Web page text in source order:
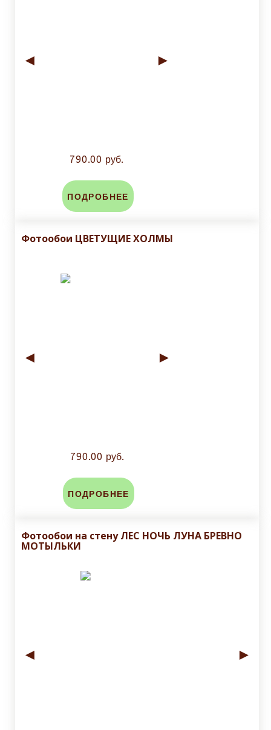
◄ ►
790.00 руб.
ПОДРОБНЕЕ
Фотообои ЦВЕТУЩИЕ ХОЛМЫ
◄ ►
790.00 руб.
ПОДРОБНЕЕ
Фотообои на стену ЛЕС НОЧЬ ЛУНА БРЕВНО
МОТЫЛЬКИ
◄ ►